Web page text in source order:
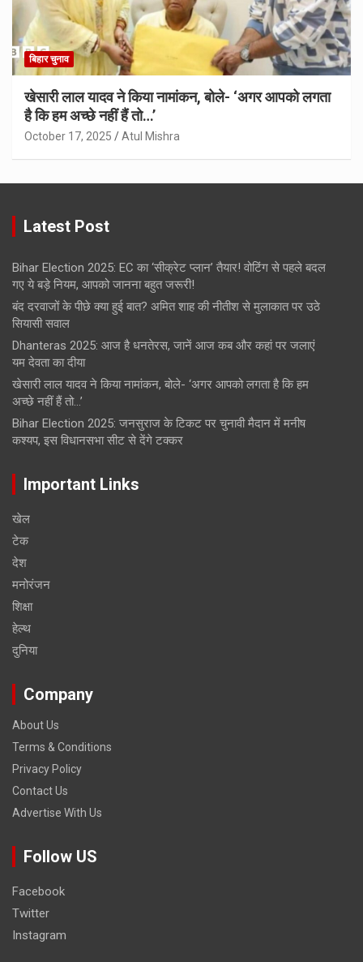
बिहार चुनाव
खेसारी लाल यादव ने किया नामांकन, बोले- ‘अगर आपको लगता
है कि हम अच्छे नहीं हैं तो…’
October 17, 2025 Atul Mishra
Latest Post
Bihar Election 2025: EC का ‘सीक्रेट प्लान’ तैयार! वोटिंग से पहले बदल
गए ये बड़े नियम, आपको जानना बहुत जरूरी!
बंद दरवाजों के पीछे क्या हुई बात? अमित शाह की नीतीश से मुलाकात पर उठे
सियासी सवाल
Dhanteras 2025: आज है धनतेरस, जानें आज कब और कहां पर जलाएं
यम देवता का दीया
खेसारी लाल यादव ने किया नामांकन, बोले- ‘अगर आपको लगता है कि हम
अच्छे नहीं हैं तो…’
Bihar Election 2025: जनसुराज के टिकट पर चुनावी मैदान में मनीष
कश्यप, इस विधानसभा सीट से देंगे टक्कर
Important Links
खेल
टेक
देश
मनोरंजन
शिक्षा
हेल्‍थ
दुनिया
Company
About Us
Terms & Conditions
Privacy Policy
Contact Us
Advertise With Us
Follow US
Facebook
Twitter
Instagram